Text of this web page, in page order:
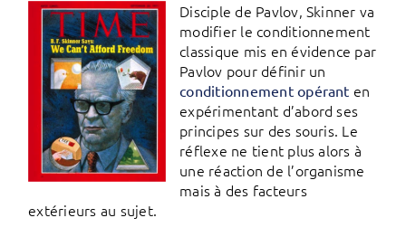
Disciple de Pavlov, Skinner va
modifier le conditionnement
classique mis en évidence par
Pavlov pour définir un
conditionnement opérant en
expérimentant d’abord ses
principes sur des souris. Le
réflexe ne tient plus alors à
une réaction de l’organisme
mais à des facteurs
extérieurs au sujet.